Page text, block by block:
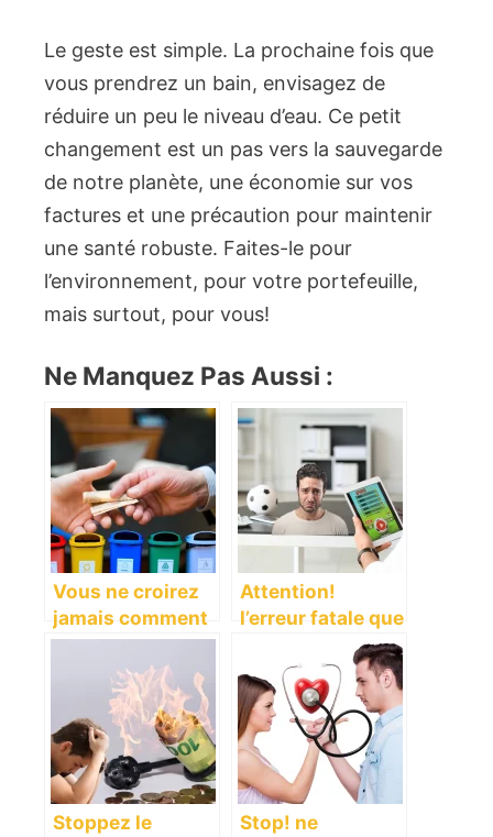
Le geste est simple. La prochaine fois que
vous prendrez un bain, envisagez de
réduire un peu le niveau d’eau. Ce petit
changement est un pas vers la sauvegarde
de notre planète, une économie sur vos
factures et une précaution pour maintenir
une santé robuste. Faites-le pour
l’environnement, pour votre portefeuille,
mais surtout, pour vous!
Ne Manquez Pas Aussi :
Vous ne croirez
jamais comment
votre argent est
gaspillé par
Attention!
l’erreur fatale que
joueurs
commettent avec
les paris en ligne
Stoppez le
Stop! ne